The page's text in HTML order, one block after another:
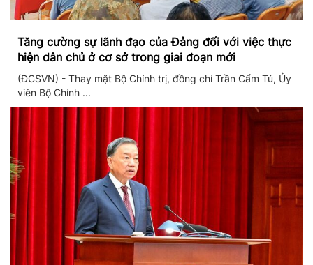
Tăng cường sự lãnh đạo của Đảng đối với việc thực
hiện dân chủ ở cơ sở trong giai đoạn mới
(ĐCSVN) - Thay mặt Bộ Chính trị, đồng chí Trần Cẩm Tú, Ủy
viên Bộ Chính ...